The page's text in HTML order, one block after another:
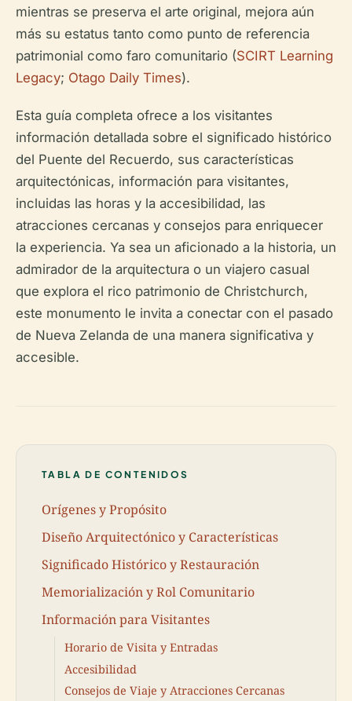
mientras se preserva el arte original, mejora aún
más su estatus tanto como punto de referencia
patrimonial como faro comunitario (SCIRT Learning
Legacy; Otago Daily Times).
Esta guía completa ofrece a los visitantes
información detallada sobre el significado histórico
del Puente del Recuerdo, sus características
arquitectónicas, información para visitantes,
incluidas las horas y la accesibilidad, las
atracciones cercanas y consejos para enriquecer
la experiencia. Ya sea un aficionado a la historia, un
admirador de la arquitectura o un viajero casual
que explora el rico patrimonio de Christchurch,
este monumento le invita a conectar con el pasado
de Nueva Zelanda de una manera significativa y
accesible.
TABLA DE CONTENIDOS
Orígenes y Propósito
Diseño Arquitectónico y Características
Significado Histórico y Restauración
Memorialización y Rol Comunitario
Información para Visitantes
Horario de Visita y Entradas
Accesibilidad
Consejos de Viaje y Atracciones Cercanas